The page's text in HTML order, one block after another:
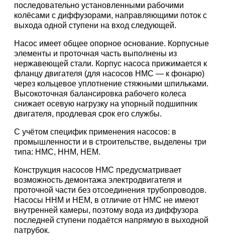
последовательно установленными рабочими
колёсами с диффузорами, направляющими поток с
выхода одной ступени на вход следующей.
Насос имеет общее опорное основание. Корпусные
элементы и проточная часть выполнены из
нержавеющей стали. Корпус насоса прижимается к
фланцу двигателя (для насосов HMC — к фонарю)
через кольцевое уплотнение стяжными шпильками.
Высокоточная балансировка рабочего колеса
снижает осевую нагрузку на упорный подшипник
двигателя, продлевая срок его службы.
С учётом специфик применения насосов: в
промышленности и в строительстве, выделены три
типа: HMC, HHM, HEM.
Конструкция насосов HMC предусматривает
возможность демонтажа электродвигателя и
проточной части без отсоединения трубопроводов.
Насосы HHM и HEM, в отличие от HMC не имеют
внутренней камеры, поэтому вода из диффузора
последней ступени подаётся напрямую в выходной
патрубок.